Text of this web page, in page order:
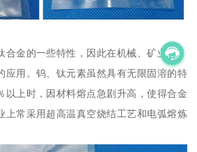
合金的一些特性，因此在机械、矿业、、
应用。钨、钛元素虽然具有无限固溶的特
以上时，因材料熔点急剧升高，使得合金
上常采用超高温真空烧结工艺和电弧熔炼